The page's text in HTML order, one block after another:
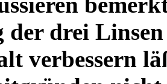
der drei
verbessern